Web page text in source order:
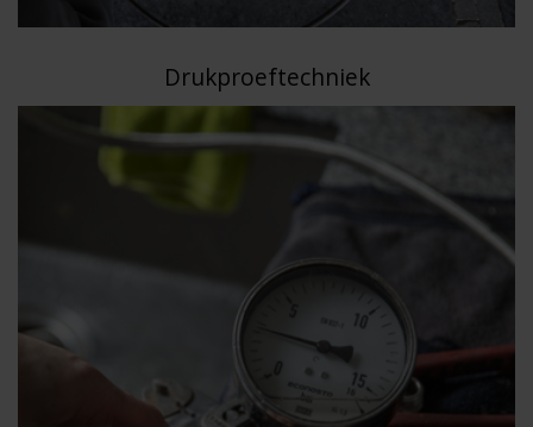
Drukproeftechniek